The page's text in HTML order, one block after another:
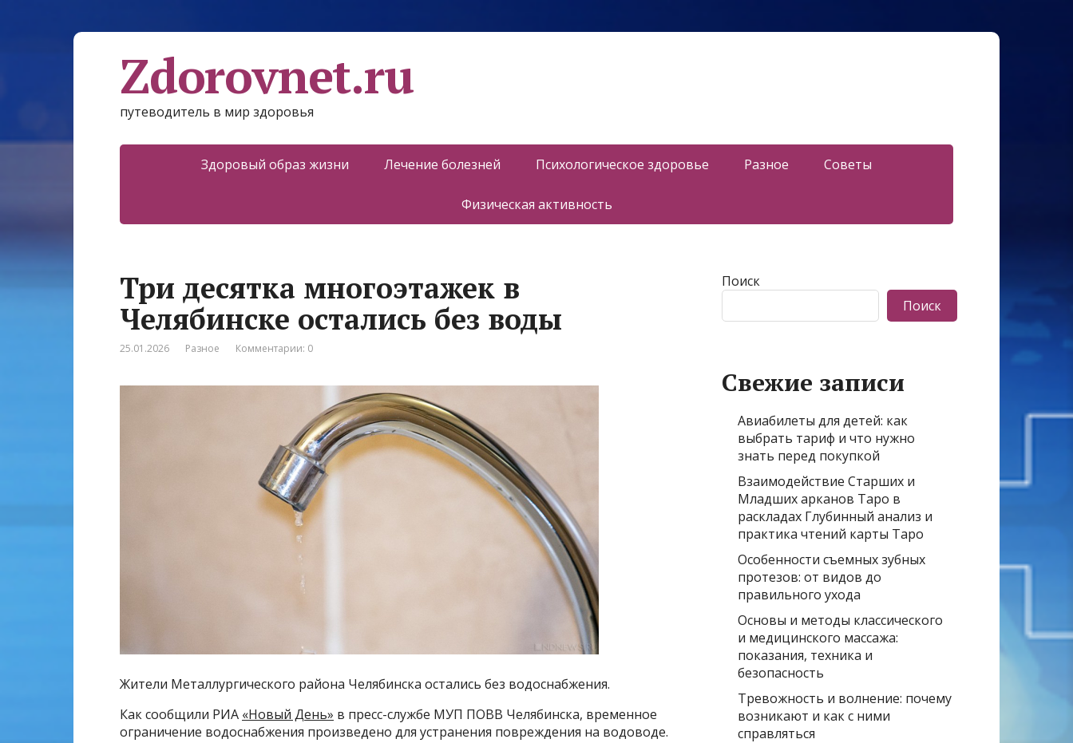
Zdorovnet.ru
путеводитель в мир здоровья
Здоровый образ жизни Лечение болезней Психологическое здоровье Разное Советы
Физическая активность
Три десятка многоэтажек в
Челябинске остались без воды
25.01.2026 Разное Комментарии: 0
Жители Металлургического района Челябинска остались без водоснабжения.
Как сообщили РИА «Новый День» в пресс-службе МУП ПОВВ Челябинска, временное
ограничение водоснабжения произведено для устранения повреждения на водоводе.
Поиск
Поиск
Свежие записи
Авиабилеты для детей: как
выбрать тариф и что нужно
знать перед покупкой
Взаимодействие Старших и
Младших арканов Таро в
раскладах Глубинный анализ и
практика чтений карты Таро
Особенности съемных зубных
протезов: от видов до
правильного ухода
Основы и методы классического
и медицинского массажа:
показания, техника и
безопасность
Тревожность и волнение: почему
возникают и как с ними
справляться